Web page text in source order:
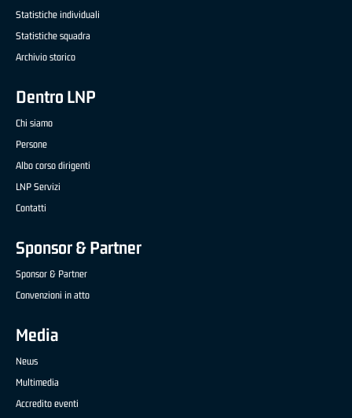
Statistiche individuali
Statistiche squadra
Archivio storico
Dentro LNP
Chi siamo
Persone
Albo corso dirigenti
LNP Servizi
Contatti
Sponsor & Partner
Sponsor & Partner
Convenzioni in atto
Media
News
Multimedia
Accredito eventi